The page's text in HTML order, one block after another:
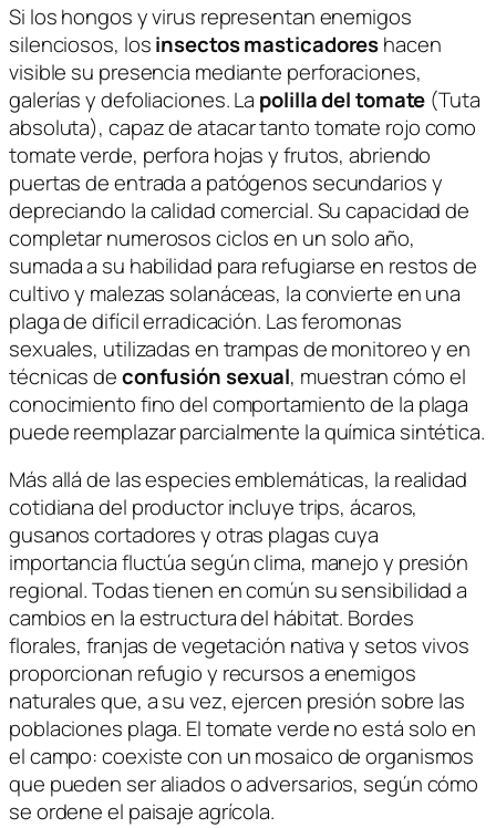
Si los hongos y virus representan enemigos
silenciosos, losinsectos masticadoreshacen
visible su presencia mediante perforaciones,
galerías y defoliaciones. La polilla del tomate (Tuta
absoluta), capaz de atacar tanto tomate rojo como
tomate verde, perfora hojas y frutos, abriendo
puertas de entrada a patógenos secundarios y
depreciando la calidad comercial. Su capacidad de
completar numerosos ciclos en un solo año,
sumada a su habilidad para refugiarse en restos de
cultivo y malezas solanáceas, la convierte en una
plaga de difícil erradicación. Las feromonas
sexuales, utilizadas en trampas de monitoreo y en
técnicas deconfusión sexual, muestran cómo el
conocimiento fino del comportamiento de la plaga
puede reemplazar parcialmente la química sintética.
Más allá de las especies emblemáticas, la realidad
cotidiana del productor incluye trips, ácaros,
gusanos cortadores y otras plagas cuya
importancia fluctúa según clima, manejo y presión
regional. Todas tienen en común su sensibilidad a
cambios en la estructura del hábitat. Bordes
florales, franjas de vegetación nativa y setos vivos
proporcionan refugio y recursos a enemigos
naturales que, a su vez, ejercen presión sobre las
poblaciones plaga. El tomate verde no está solo en
el campo: coexiste con un mosaico de organismos
que pueden ser aliados o adversarios, según cómo
se ordene el paisaje agrícola.